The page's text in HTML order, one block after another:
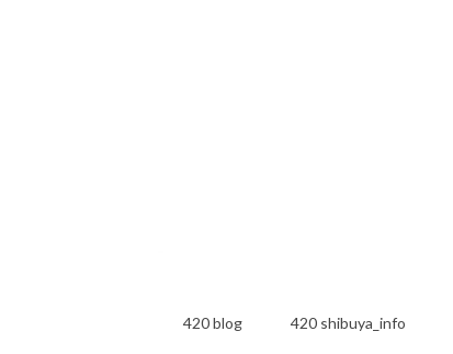
420 blog 420 shibuya_info